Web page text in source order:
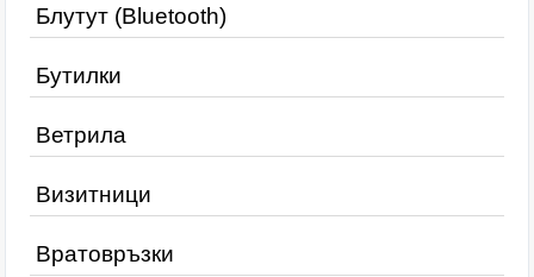
Блутут (Bluetooth)
Бутилки
Ветрила
Визитници
Вратовръзки